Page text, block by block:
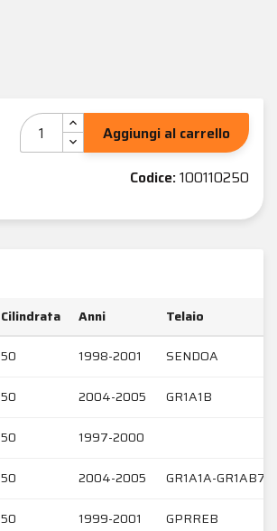
Aggiungi al carrello
Codice:100110250
Cilindrata Anni
Telaio
50 1998-2001 SENDOA
50 2004-2005 GR1A1B
50 1997-2000
50 2004-2005 GR1A1A-GR1AB7
50 1999-2001 GPRREB